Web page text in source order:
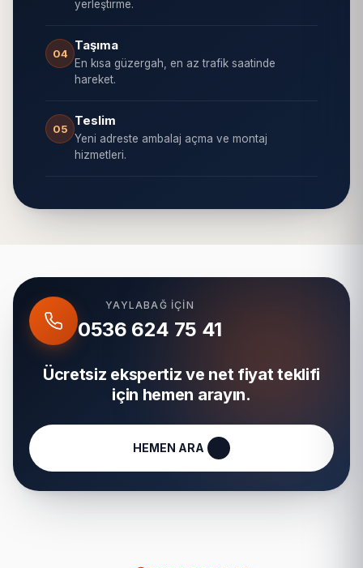
yerleştirme.
04
Taşıma
En kısa güzergah, en az trafik saatinde
hareket.
05
Teslim
Yeni adreste ambalaj açma ve montaj
hizmetleri.
YAYLABAĞ IÇIN
0536 624 75 41
Ücretsiz ekspertiz ve net fiyat teklifi
için hemen arayın.
HEMEN ARA